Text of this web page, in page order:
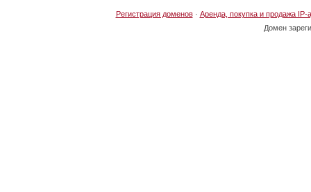
Регистрация доменов· Аренда, покупка и продажа IP-
Домен